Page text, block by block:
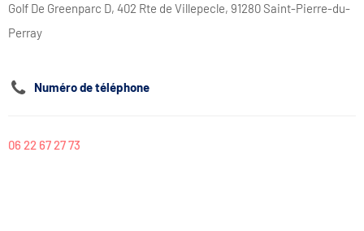
Golf De Greenparc D, 402 Rte de Villepecle, 91280 Saint-Pierre-du-
Perray
Numéro de téléphone
06 22 67 27 73